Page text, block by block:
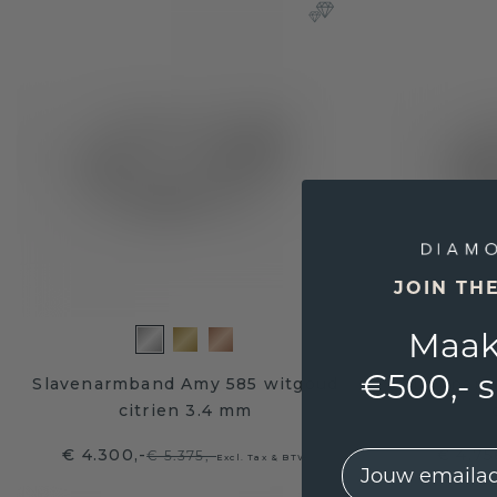
Slavenarmband Amy 585 witgoud
citrien 3.4 mm
€ 4.300,-€ 5.375,-Excl. Tax & BTW €
JOIN
€500,-
EMail